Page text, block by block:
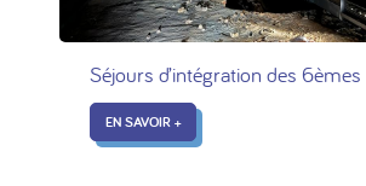
Séjours d’intégration des 6èmes
EN SAVOIR +